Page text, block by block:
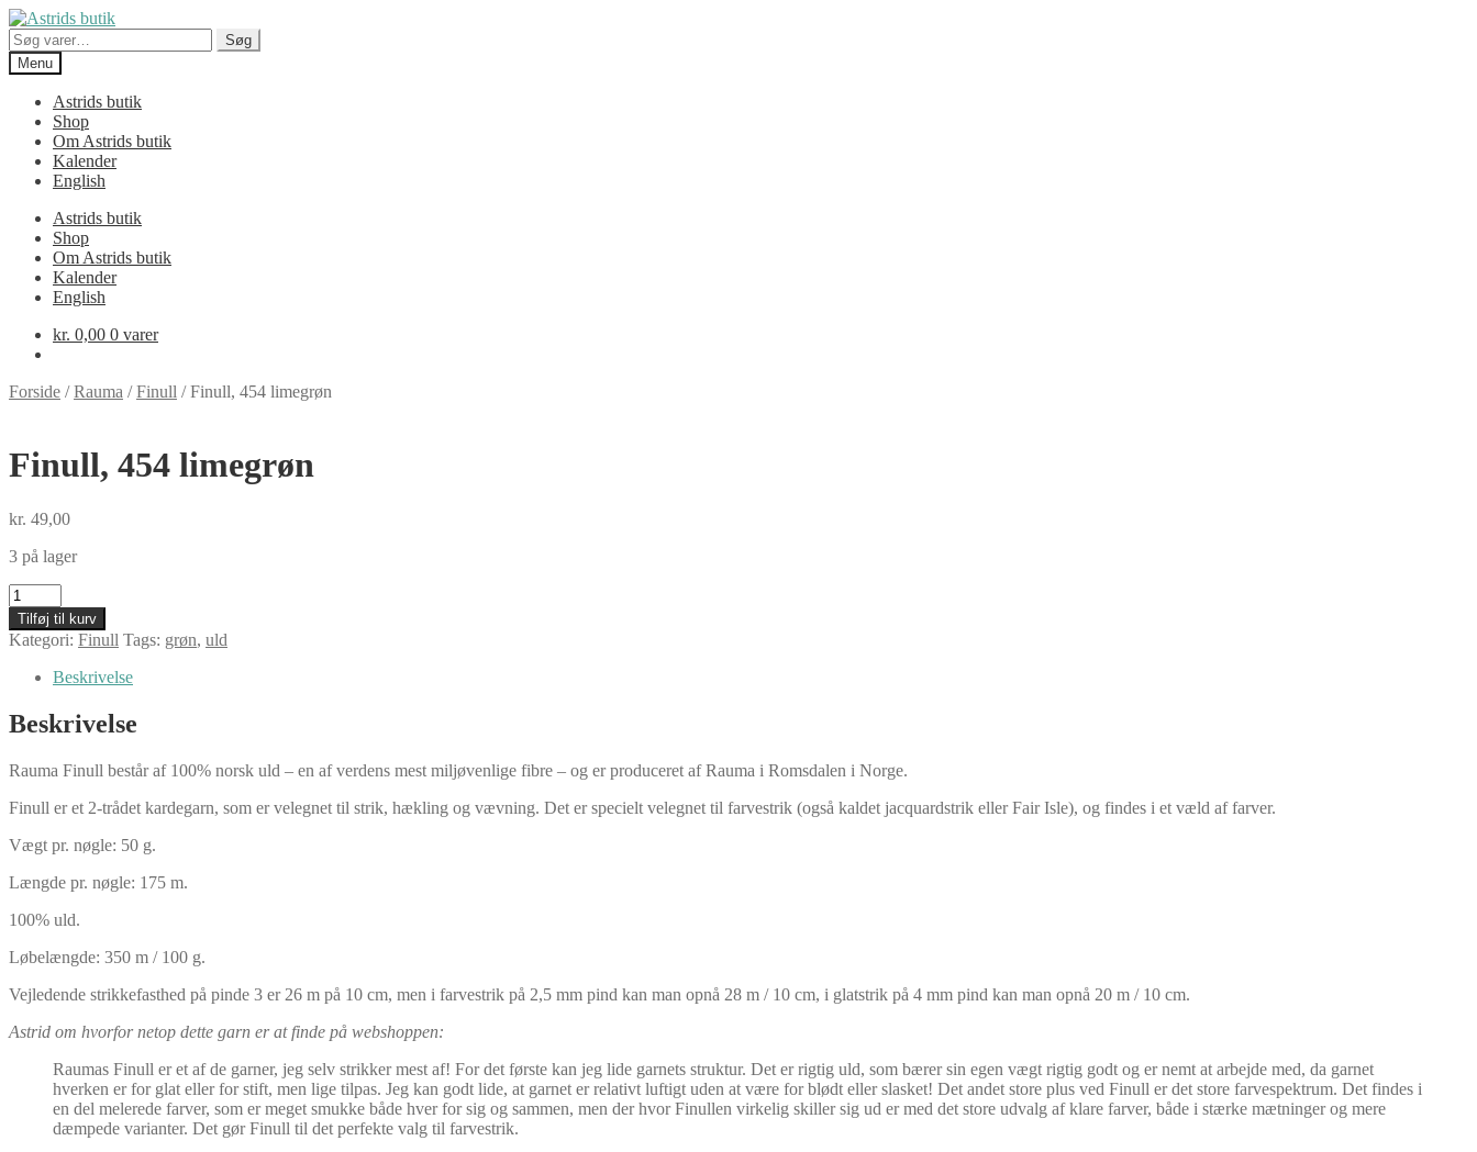
Spring
til
navigation
Spring
til
indhold
Søg
efter:
Søg
Menu
Astrids butik
Shop
Om Astrids butik
Kalender
English
Astrids butik
Shop
Om Astrids butik
Kalender
English
kr. 0,00 0 varer
Forside /Rauma /Finull /Finull, 454 limegrøn
Finull, 454 limegrøn
kr. 49,00
3 på lager
Finull,
454
limegrøn
antal
Tilføj til kurv
Kategori: Finull Tags: grøn, uld
Beskrivelse
Beskrivelse
Rauma Finull består af 100% norsk uld – en af verdens mest miljøvenlige fibre – og er produceret af Rauma i Romsdalen i Norge.
Finull er et 2-trådet kardegarn, som er velegnet til strik, hækling og vævning. Det er specielt velegnet til farvestrik (også kaldet jacquardstrik eller Fair Isle), og findes i et væld af farver.
Vægt pr. nøgle: 50 g.
Længde pr. nøgle: 175 m.
100% uld.
Løbelængde: 350 m / 100 g.
Vejledende strikkefasthed på pinde 3 er 26 m på 10 cm, men i farvestrik på 2,5 mm pind kan man opnå 28 m / 10 cm, i glatstrik på 4 mm pind kan man opnå 20 m / 10 cm.
Astrid om hvorfor netop dette garn er at finde på webshoppen:
Raumas Finull er et af de garner, jeg selv strikker mest af! For det første kan jeg lide garnets struktur. Det er rigtig uld, som bærer sin egen vægt rigtig godt og er nemt at arbejde med, da garnet
hverken er for glat eller for stift, men lige tilpas. Jeg kan godt lide, at garnet er relativt luftigt uden at være for blødt eller slasket! Det andet store plus ved Finull er det store farvespektrum. Det findes i
en del melerede farver, som er meget smukke både hver for sig og sammen, men der hvor Finullen virkelig skiller sig ud er med det store udvalg af klare farver, både i stærke mætninger og mere
dæmpede varianter. Det gør Finull til det perfekte valg til farvestrik.